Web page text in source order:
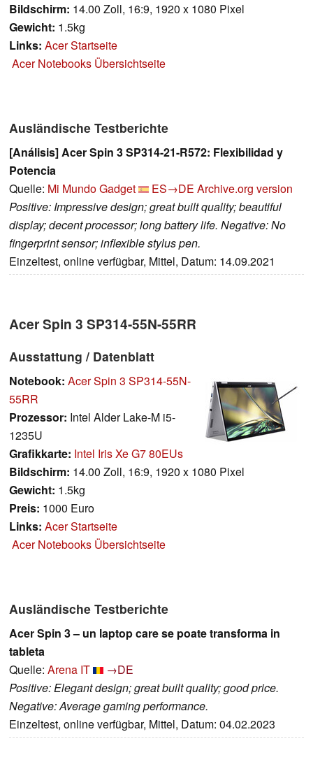
Bildschirm: 14.00 Zoll, 16:9, 1920 x 1080 Pixel
Gewicht: 1.5kg
Links: Acer Startseite
Acer Notebooks Übersichtseite
Ausländische Testberichte
[Análisis] Acer Spin 3 SP314-21-R572: Flexibilidad y
Potencia
Quelle: Mi Mundo Gadget ES→DE Archive.org version
Positive: Impressive design; great built quality; beautiful
display; decent processor; long battery life. Negative: No
fingerprint sensor; inflexible stylus pen.
Einzeltest, online verfügbar, Mittel, Datum: 14.09.2021
Acer Spin 3 SP314-55N-55RR
Ausstattung / Datenblatt
Notebook: Acer Spin 3 SP314-55N-
55RR
Prozessor: Intel Alder Lake-M i5-
1235U
Grafikkarte: Intel Iris Xe G7 80EUs
Bildschirm: 14.00 Zoll, 16:9, 1920 x 1080 Pixel
Gewicht: 1.5kg
Preis: 1000 Euro
Links: Acer Startseite
Acer Notebooks Übersichtseite
Ausländische Testberichte
Acer Spin 3 – un laptop care se poate transforma in
tableta
Quelle: Arena IT
→DE
Positive: Elegant design; great built quality; good price.
Negative: Average gaming performance.
Einzeltest, online verfügbar, Mittel, Datum: 04.02.2023